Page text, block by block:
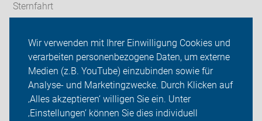
Wir verwenden mit Ihrer Einwilligung Cookies und
verarbeiten personenbezogene Daten, um externe
Medien (z.B. YouTube) einzubinden sowie für
Analyse- und Marketingzwecke. Durch Klicken auf
‚Alles akzeptieren‘ willigen Sie ein. Unter
‚Einstellungen‘ können Sie dies individuell
Sternfahrt
ADFC Berlin
Sei dabei
Presse